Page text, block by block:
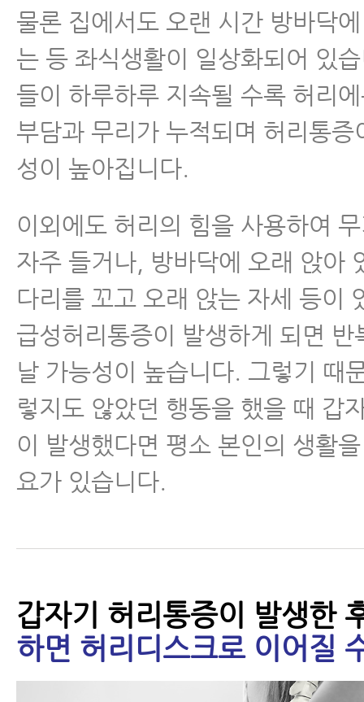
물론 집에서도 오랜 시간 방바닥
는 등 좌식생활이 일상화되어 있
들이 하루하루 지속될 수록 허리
부담과 무리가 누적되며 허리통증
성이 높아집니다.
이외에도 허리의 힘을 사용하여
자주 들거나, 방바닥에 오래 앉아
다리를 꼬고 오래 앉는 자세 등이
급성허리통증이 발생하게 되면 반
날 가능성이 높습니다. 그렇기 때
렇지도 않았던 행동을 했을 때 갑
이 발생했다면 평소 본인의 생활
요가 있습니다.
갑자기 허리통증이 발생한
하면 허리디스크로 이어질